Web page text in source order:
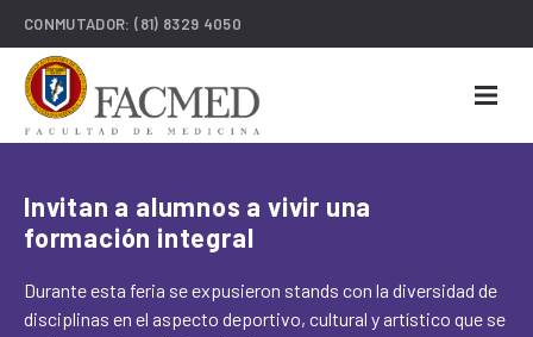
CONMUTADOR:(81) 8329 4050
Invitan a alumnos a vivir una
formación integral
Durante esta feria se expusieron stands con la diversidad de
disciplinas en el aspecto deportivo, cultural y artístico que se